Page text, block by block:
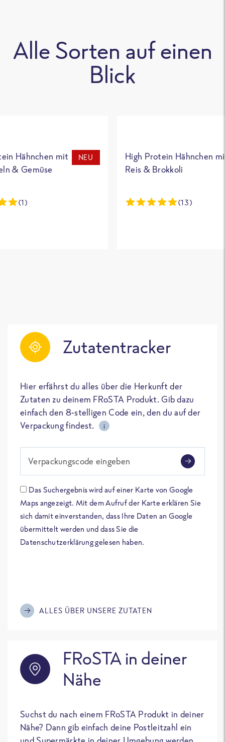
Alle Sorten auf einen
Blick
Hähnchen mit
& Gemüse
NEU
(1)
High Protein Hähnchen
Reis & Brokkoli
(13)
Zutatentracker
Hier erfährst du alles über die Herkunft der
Zutaten zu deinem FRoSTA Produkt. Gib dazu
einfach den 8-stelligen Code ein, den du auf der
Verpackung findest.
i
Verpackungscode eingeben
Das Suchergebnis wird auf einer Karte von Google
Maps angezeigt. Mit dem Aufruf der Karte erklären Sie
sich damit einverstanden, dass Ihre Daten an Google
übermittelt werden und dass Sie die
Datenschutzerklärung gelesen haben.
ALLES ÜBER UNSERE ZUTATEN
FRoSTA in deiner
Nähe
Suchst du nach einem FRoSTA Produkt in deiner
Nähe? Dann gib einfach deine Postleitzahl ein